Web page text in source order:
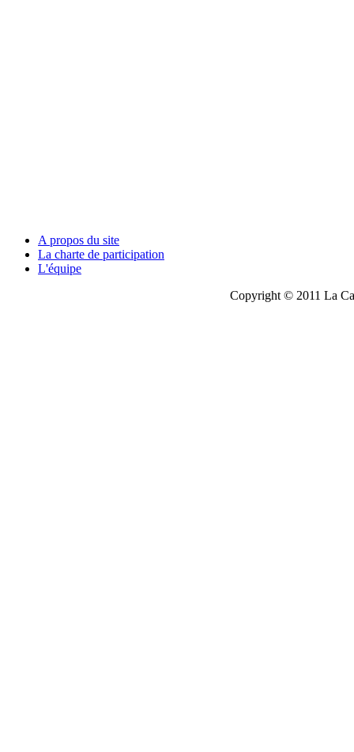
A propos du site
La charte de participation
L'équipe
Copyright © 2011 La